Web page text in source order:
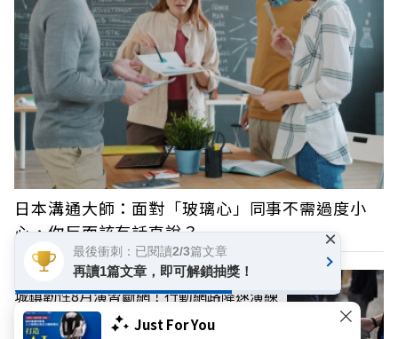
Just For You
日本溝通大師：面對「玻璃心」同事不需過度小
心，你反而該有話直說？
城鎮韌性8月演習斷網！行動網路降速演練
將登場，7日「災防訊息」預告
最後衝刺：已閱讀2/3篇文章
再讀1篇文章，即可解鎖抽獎！
×